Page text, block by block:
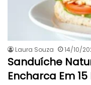
Laura Souza 14/10/
Sanduíche
Encharca Em 15